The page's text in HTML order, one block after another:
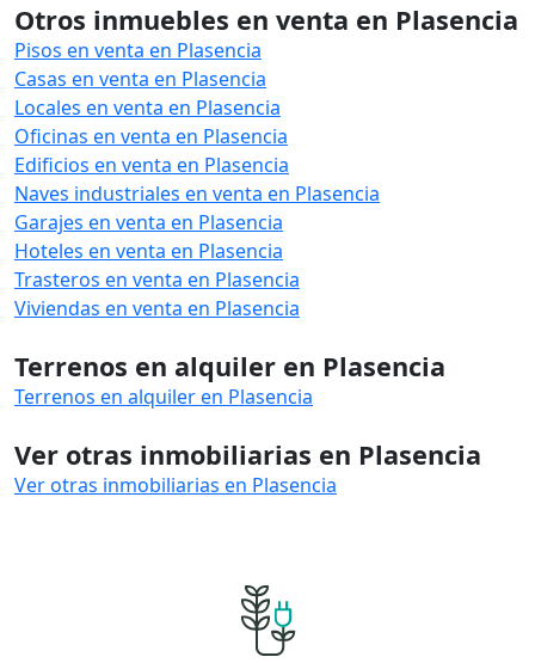
Otros inmuebles en venta en Plasencia
Pisos en venta en Plasencia
Casas en venta en Plasencia
Locales en venta en Plasencia
Oficinas en venta en Plasencia
Edificios en venta en Plasencia
Naves industriales en venta en Plasencia
Garajes en venta en Plasencia
Hoteles en venta en Plasencia
Trasteros en venta en Plasencia
Viviendas en venta en Plasencia
Terrenos en alquiler en Plasencia
Terrenos en alquiler en Plasencia
Ver otras inmobiliarias en Plasencia
Ver otras inmobiliarias en Plasencia